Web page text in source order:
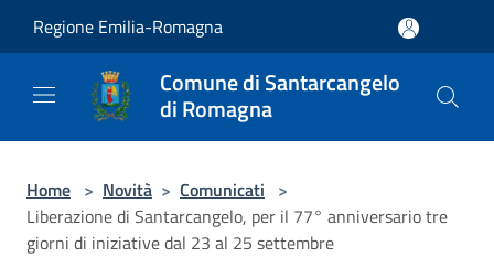
Regione Emilia-Romagna
Comune di Santarcangelo
di Romagna
Home > Novità > Comunicati >
Liberazione di Santarcangelo, per il 77° anniversario tre
giorni di iniziative dal 23 al 25 settembre